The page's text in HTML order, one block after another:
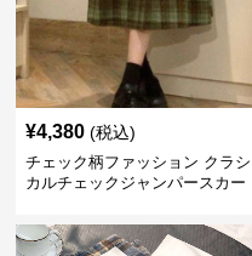
¥4,380 (税込)
チェック柄ファッション クラシ
カルチェックジャンパースカー